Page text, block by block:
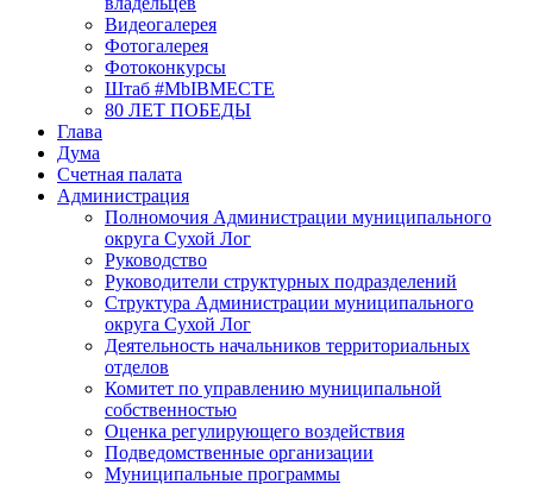
Видеогалерея
Фотогалерея
Фотоконкурсы
Штаб #MbIBMECTE
80 ЛЕТ ПОБЕДЫ
Глава
Дума
Счетная палата
Администрация
Полномочия Администрации муниципального
округа Сухой Лог
Руководство
Руководители структурных подразделений
Структура Администрации муниципального
округа Сухой Лог
Деятельность начальников территориальных
отделов
Комитет по управлению муниципальной
собственностью
Оценка регулирующего воздействия
Подведомственные организации
Муниципальные программы